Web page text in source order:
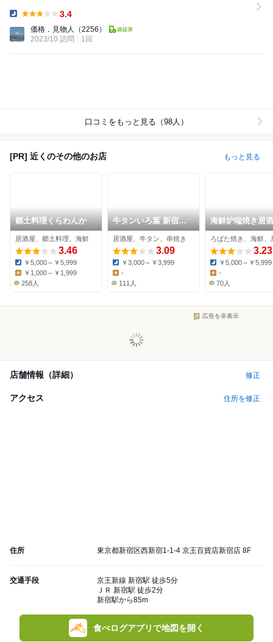
3.4
価格．見物人
（2256）
2023/10 訪問
1回
口コミをもっと見る（98人）
[PR] 近くのその他のお店 もっと見る
郷土料理くらわんか
居酒屋、郷土料理、海鮮
3.46
Dinner:
￥5,000～￥5,999
￥1,000～￥1,999
258人
牛タンいろ葉 新宿歌
舞伎町のれん街
居酒屋、牛タン、串焼き
3.09
Dinner:
￥3,000～￥3,999
-
111人
海鮮炉端焼き居
海月
ろばた焼き、海鮮、
3.23
Dinner:
￥5,000～￥5,999
-
70人
広告を非表示
店舗情報（詳細） 修正
アクセス 住所を修正
住所 東京都新宿区西新宿1-1-4 京王百貨店新宿店 8F
交通手段
京王新線 新宿駅 徒歩5分
ＪＲ 新宿駅 徒歩2分
新宿駅から85m
食べログアプリで地図を開く